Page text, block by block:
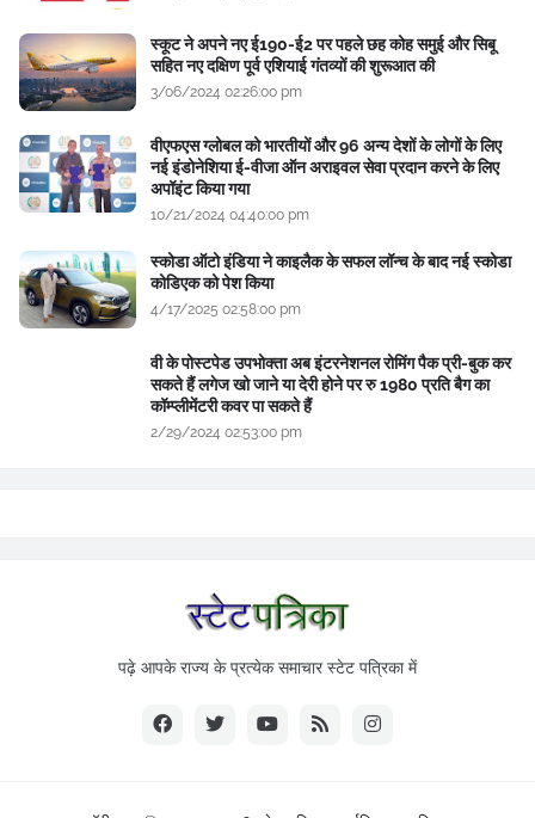
स्कूट ने अपने नए ई190-ई2 पर पहले छह कोह समुई और सिबू
सहित नए दक्षिण पूर्व एशियाई गंतव्यों की शुरूआत की
3/06/2024 02:26:00 pm
वीएफएस ग्लोबल को भारतीयों और 96 अन्य देशों के लोगों के लिए
नई इंडोनेशिया ई-वीजा ऑन अराइवल सेवा प्रदान करने के लिए
अपॉइंट किया गया
10/21/2024 04:40:00 pm
स्कोडा ऑटो इंडिया ने काइलैक के सफल लॉन्च के बाद नई स्कोडा
कोडिएक को पेश किया
4/17/2025 02:58:00 pm
वी के पोस्टपेड उपभोक्ता अब इंटरनेशनल रोमिंग पैक प्री-बुक कर
सकते हैं लगेज खो जाने या देरी होने पर रु 1980 प्रति बैग का
कॉम्प्लीमेंटरी कवर पा सकते हैं
2/29/2024 02:53:00 pm
पढ़े आपके राज्य के प्रत्येक समाचार स्टेट पत्रिका में